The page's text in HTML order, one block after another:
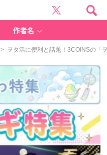
作者名
> ヲタ活に便利と話題！3COINSの「